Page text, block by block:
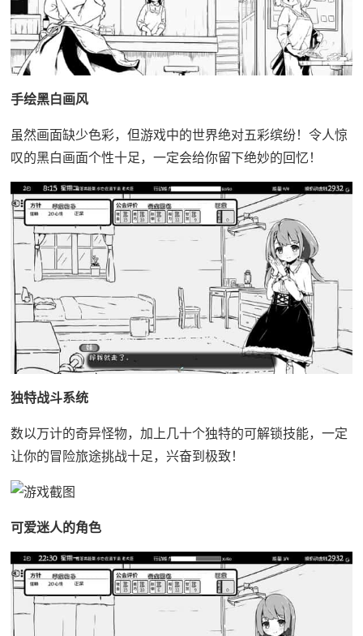
手绘黑白画风
虽然画面缺少色彩，但游戏中的世界绝对五彩缤纷！令人惊
叹的黑白画面个性十足，一定会给你留下绝妙的回忆！
独特战斗系统
数以万计的奇异怪物，加上几十个独特的可解锁技能，一定
让你的冒险旅途挑战十足，兴奋到极致！
可爱迷人的角色